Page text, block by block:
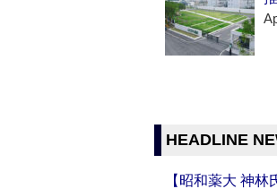
HEADLINE
【昭和薬大 神